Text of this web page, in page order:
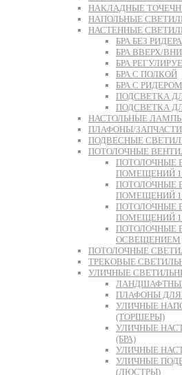
НАКЛАДНЫЕ
НАПОЛЬНЫЕ
НАСТЕННЫЕ
БРА БЕЗ РИДЕРА
БРА ВВЕРХ/
БРА
БРА С ПОЛКОЙ
БРА С РИДЕРОМ
ПОДСВЕТКА
ПОДСВЕТКА
НАСТОЛЬНЫЕ
ПЛАФОНЫ/ЗАПЧАСТИ
ПОДВЕСНЫЕ
ПОТОЛОЧНЫЕ
ПОТОЛОЧНЫЕ
ПОМЕЩЕНИЙ
ПОТОЛОЧНЫЕ
ПОМЕЩЕНИЙ
ПОТОЛОЧНЫЕ
ПОМЕЩЕНИЙ
ПОТОЛОЧНЫЕ
ОСВЕЩЕНИЕМ
ПОТОЛОЧНЫЕ
ТРЕКОВЫЕ
УЛИЧНЫЕ
ПЛАФОНЫ
УЛИЧНЫЕ
(ТОРШЕРЫ)
УЛИЧНЫЕ
(БРА)
УЛИЧНЫЕ
УЛИЧНЫЕ
(ЛЮСТРЫ)